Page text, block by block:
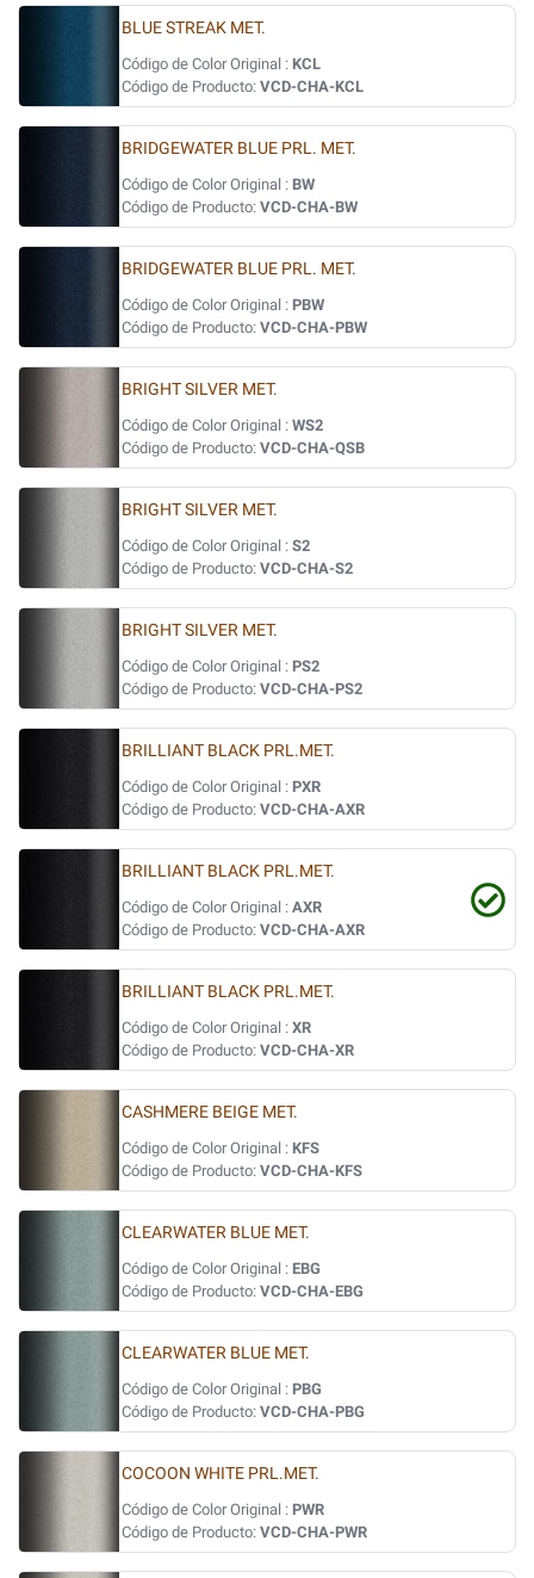
BLUE STREAK MET.
Código de Color Original : KCL
Código de Producto: VCD-CHA-KCL
BRIDGEWATER BLUE PRL. MET.
Código de Color Original : BW
Código de Producto: VCD-CHA-BW
BRIDGEWATER BLUE PRL. MET.
Código de Color Original : PBW
Código de Producto: VCD-CHA-PBW
BRIGHT SILVER MET.
Código de Color Original : WS2
Código de Producto: VCD-CHA-QSB
BRIGHT SILVER MET.
Código de Color Original : S2
Código de Producto: VCD-CHA-S2
BRIGHT SILVER MET.
Código de Color Original : PS2
Código de Producto: VCD-CHA-PS2
BRILLIANT BLACK PRL.MET.
Código de Color Original : PXR
Código de Producto: VCD-CHA-AXR
BRILLIANT BLACK PRL.MET.
Código de Color Original : AXR
Código de Producto: VCD-CHA-AXR
BRILLIANT BLACK PRL.MET.
Código de Color Original : XR
Código de Producto: VCD-CHA-XR
CASHMERE BEIGE MET.
Código de Color Original : KFS
Código de Producto: VCD-CHA-KFS
CLEARWATER BLUE MET.
Código de Color Original : EBG
Código de Producto: VCD-CHA-EBG
CLEARWATER BLUE MET.
Código de Color Original : PBG
Código de Producto: VCD-CHA-PBG
COCOON WHITE PRL.MET.
Código de Color Original : PWR
Código de Producto: VCD-CHA-PWR